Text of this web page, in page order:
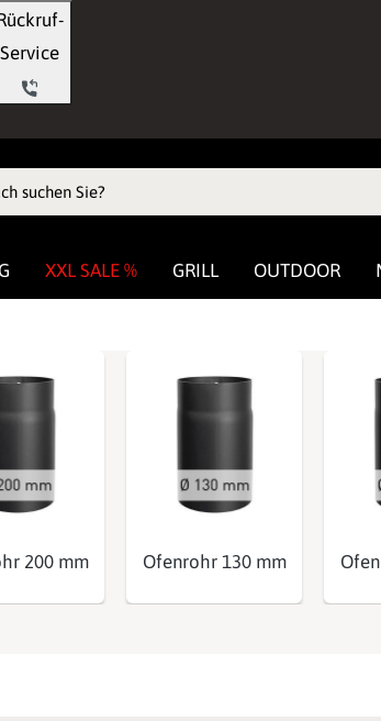
XXL SALE % GRILL OUTDOOR
200 mm Ofenrohr 130 mm